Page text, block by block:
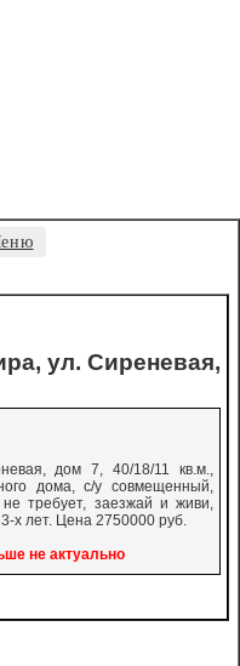
ул. Сиреневая,
дом 7, 40/18/11 кв.м.,
дома, с/у совмещенный,
требует, заезжай и живи,
х лет. Цена 2750000 руб.
не актуально